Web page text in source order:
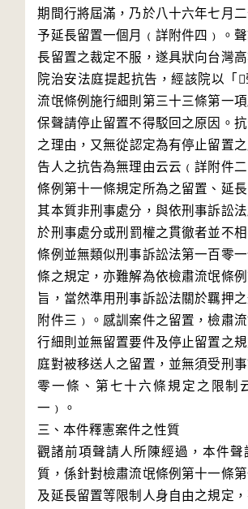
期間行將屆滿，乃於八十六年七月
予延長留置一個月﹙詳附件四﹚。
長留置之裁定不服，遂具狀向台灣
院治安法庭提起抗告，經該院以「
流氓條例施行細則第三十三條第一
保聲請停止留置不得駁回之原因。
之理由，又無從認定為有停止留置
告人之抗告為無理由云云﹙詳附件
條例第十一條規定所為之留置、延長
其本質非刑事處分，與依刑事訴訟
於刑事處分或刑罰權之貫徹者並不
條例並無類似刑事訴訟法第一百零
條之規定，亦難解為依檢肅流氓條
旨，當然準用刑事訴訟法關於羈押
附件三﹚。感訓案件之留置，檢肅
行細則並無留置要件及停止留置之
庭對被移送人之留置，並無須受刑
零一條、第七十六條規定之限制
一﹚。
三、本件釋憲案件之性質
觀諸前項聲請人所陳經過，本件聲
質，係針對檢肅流氓條例第十一條
及延長留置等限制人身自由之規定